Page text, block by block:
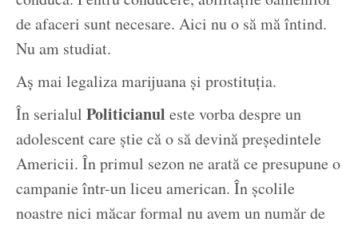
de afaceri sunt necesare. Aici nu o să mă întind.
Nu am studiat.
Aș mai legaliza marijuana și prostituția.
În serialul Politicianul este vorba despre un
adolescent care știe că o să devină președintele
Americii. În primul sezon ne arată ce presupune o
campanie într-un liceu american. În școlile
noastre nici măcar formal nu avem un număr de